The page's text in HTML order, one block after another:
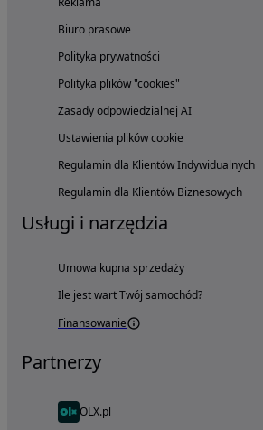
Biuro prasowe
Polityka prywatności
Polityka plików "cookies"
Zasady odpowiedzialnej AI
Ustawienia plików cookie
Regulamin dla Klientów Indywidualnych
Regulamin dla Klientów Biznesowych
Usługi i narzędzia
Umowa kupna sprzedaży
Ile jest wart Twój samochód?
Finansowanie
Partnerzy
OLX.pl